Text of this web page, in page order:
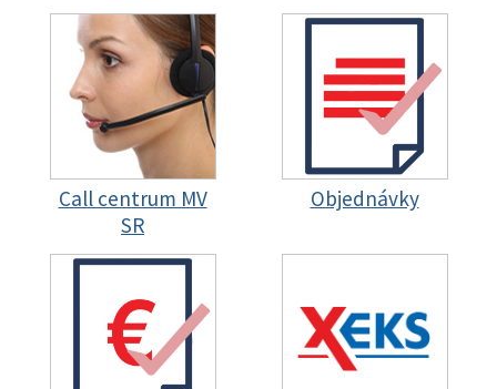
Call centrum MV
SR
Objednávky